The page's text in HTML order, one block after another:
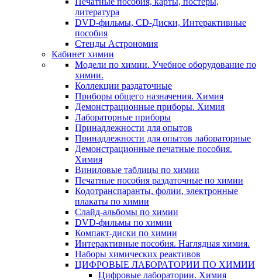
литература
DVD-фильмы, CD-Диски, Интерактивные
пособия
Стенды Астрономия
Кабинет химии
Модели по химии. Учебное оборудование по
химии.
Коллекции раздаточные
Приборы общего назначения. Химия
Демонстрационные приборы. Химия
Лабораторные приборы
Принадлежности для опытов
Принадлежности для опытов лабораторные
Демонстрационные печатные пособия.
Химия
Виниловые таблицы по химии
Печатные пособия раздаточные по химии
Кодотранспаранты, фолии, электронные
плакаты по химии
Слайд-альбомы по химии
DVD-фильмы по химии
Компакт-диски по химии
Интерактивные пособия. Наглядная химия.
Наборы химических реактивов
ЦИФРОВЫЕ ЛАБОРАТОРИИ ПО ХИМИИ
Цифровые лаборатории. Химия